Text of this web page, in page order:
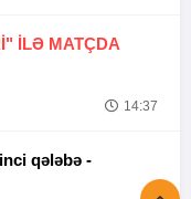
İLƏ MATÇDA
14:37
Tofiq Musayevdən UFC-də ikinci qələbə -